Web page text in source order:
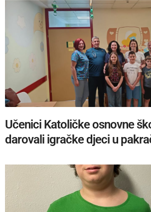
Učenici Katoličke osnovne
darovali igračke djeci u